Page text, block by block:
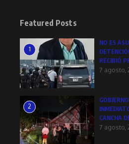
Featured Posts
1
NO ES
RECIBIÓ
7 agosto,
2
CANCHA
7 agosto,